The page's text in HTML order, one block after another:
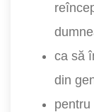
ca să
din